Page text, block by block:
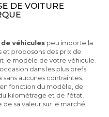
DE VOITURE
véhicules peu importe la
et proposons des prix de
le modèle de votre véhicule.
dans les plus brefs
aucunes contraintes.
fonction du modèle, de
kilométrage et de l'état,
sa valeur sur le marché